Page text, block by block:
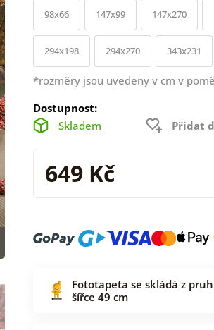
98x66 147x99 147x270
294x198 294x270 343x231
*rozměry jsou uvedeny v cm v
Dostupnost:
Skladem
Přidat
649 Kč
Fototapeta se skládá z
šířce 49 cm